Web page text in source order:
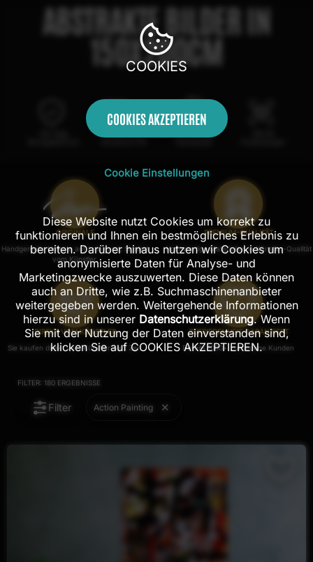
ABSTRAKTE BILDER IN
150X200CM
ORIGINALE
Handgemalte Unikate auf Leinwand, Signiert
vom Künstler.
PREMIUM-QUALITÄT
Hochwertige Materialien in Künstler-Qualität
DIREKT VOM KÜNSTLER
Sie kaufen direkt vom Künstler Alex Zerr
ZUFRIEDENHEIT GARANTIERT
Bereits 1000+ zufriedene Kunden
FILTER: 180 ERGEBNISSE
Filter Action Painting
COOKIES
COOKIES AKZEPTIEREN
Cookie Einstellungen
Diese Website nutzt Cookies um korrekt zu
funktionieren und Ihnen ein bestmögliches Erlebnis zu
bereiten. Darüber hinaus nutzen wir Cookies um
anonymisierte Daten für Analyse- und
Marketingzwecke auszuwerten. Diese Daten können
auch an Dritte, wie z.B. Suchmaschinenanbieter
weitergegeben werden. Weitergehende Informationen
hierzu sind in unserer Datenschutzerklärung. Wenn
Sie mit der Nutzung der Daten einverstanden sind,
klicken Sie auf COOKIES AKZEPTIEREN.